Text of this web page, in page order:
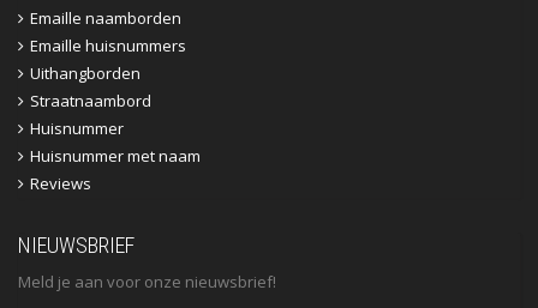
Emaille naamborden
Emaille huisnummers
Uithangborden
Straatnaambord
Huisnummer
Huisnummer met naam
Reviews
NIEUWSBRIEF
Meld je aan voor onze nieuwsbrief!